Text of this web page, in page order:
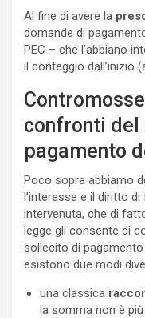
Al fine di avere la
domande di
PEC – che l’abbiano
il conteggio dall’inizio
confronti
pagamento
Poco sopra abbiamo
l’interesse e il diritto
intervenuta, che di
legge gli consente di
sollecito di
esistono due modi
una classica
la somma non è